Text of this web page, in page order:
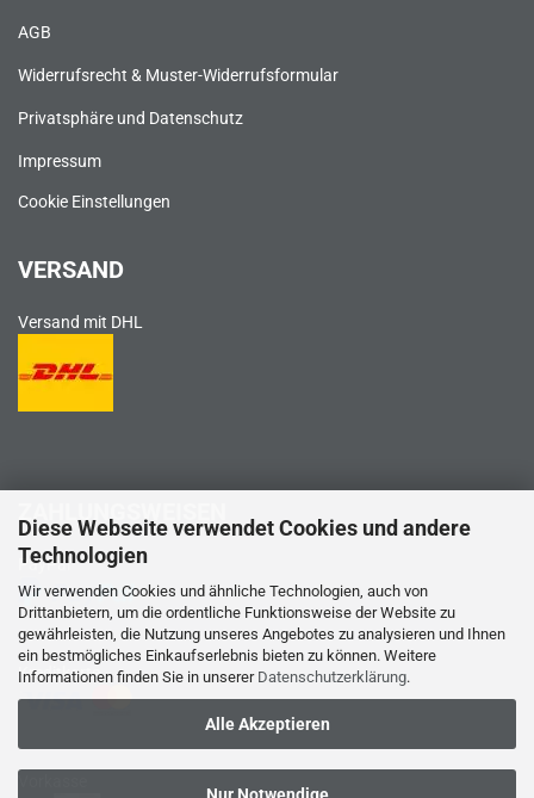
Diese Webseite verwendet Cookies und andere
Technologien
Wir verwenden Cookies und ähnliche Technologien, auch von
Drittanbietern, um die ordentliche Funktionsweise der Website zu
gewährleisten, die Nutzung unseres Angebotes zu analysieren und Ihnen
ein bestmögliches Einkaufserlebnis bieten zu können. Weitere
Informationen finden Sie in unserer Datenschutzerklärung.
Alle Akzeptieren
AGB
Widerrufsrecht & Muster-Widerrufsformular
Privatsphäre und Datenschutz
Impressum
Cookie Einstellungen
VERSAND
Versand mit DHL
ZAHLUNGSWEISEN
PayPal
Kreditkarte